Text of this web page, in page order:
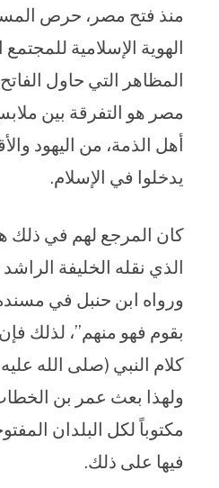
منذ فتح مصر، حرص
الهوية الإسلامية
المظاهر التي حاول
مصر هو التفرقة بين
أهل الذمة، من اليهود
يدخلوا في الإسلام.
كان المرجع لهم في ذلك
الذي نقله الخليفة
ورواه ابن حنبل في
بقوم فهو منهم”، لذلك
كلام النبي (صلى الله
ولهذا بعث عمر بن
مكتوباً لكل البلدان
فيها على ذلك.